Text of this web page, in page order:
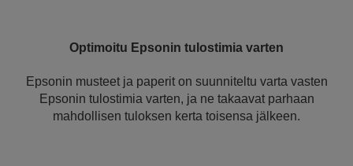
Optimoitu Epsonin tulostimia varten
Epsonin musteet ja paperit on suunniteltu varta vasten
Epsonin tulostimia varten, ja ne takaavat parhaan
mahdollisen tuloksen kerta toisensa jälkeen.